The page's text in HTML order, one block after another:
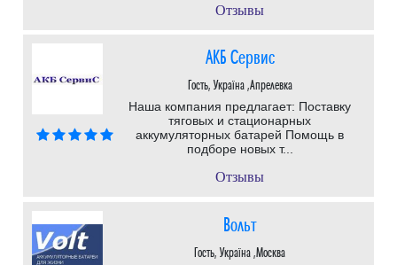
Отзывы
АКБ Сервис
Гость, Україна ,Апрелевка
Наша компания предлагает: Поставку
тяговых и стационарных
аккумуляторных батарей Помощь в
подборе новых т...
Отзывы
Вольт
Гость, Україна ,Москва